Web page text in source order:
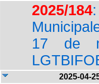
2025/184
17 de
2025-04-